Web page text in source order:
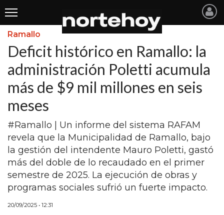
Últimas
Noticias
INICIO
NOTICIAS RECIENTES
SAN NICOLAS
RAMALLO
SAN PEDRO
PROVINCIA
PAIS
Ramallo
Deficit histórico en Ramallo: la
administración Poletti acumula
más de $9 mil millones en seis
meses
#Ramallo | Un informe del sistema RAFAM
revela que la Municipalidad de Ramallo, bajo
la gestión del intendente Mauro Poletti, gastó
más del doble de lo recaudado en el primer
semestre de 2025. La ejecución de obras y
programas sociales sufrió un fuerte impacto.
20/09/2025 • 12:31